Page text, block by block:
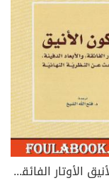
الكون الأنيق الأوتار الفائقة والأبعاد الدفينة والبحث عن النظرية النهائية